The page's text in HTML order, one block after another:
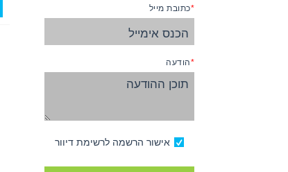
כתובת מייל
הודעה
אישור הרשמה לרשימת דיוור